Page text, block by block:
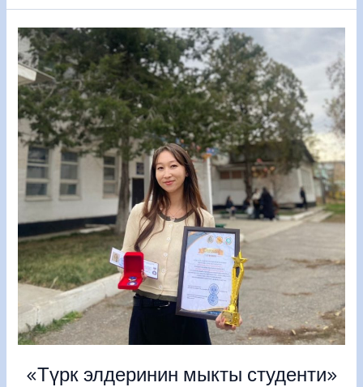
«Түрк элдеринин мыкты студенти»
«Түрк
элдеринин
мыкты
студенти»